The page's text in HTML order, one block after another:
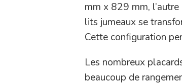
mm x 829 mm,
lits jumeaux se
Cette configuration
Les nombreux
beaucoup de